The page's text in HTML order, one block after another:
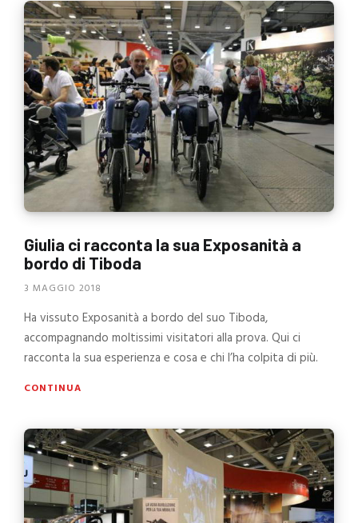
Giulia ci racconta la sua Exposanità a
bordo di Tiboda
3 MAGGIO 2018
Ha vissuto Exposanità a bordo del suo Tiboda,
accompagnando moltissimi visitatori alla prova. Qui ci
racconta la sua esperienza e cosa e chi l’ha colpita di più.
CONTINUA